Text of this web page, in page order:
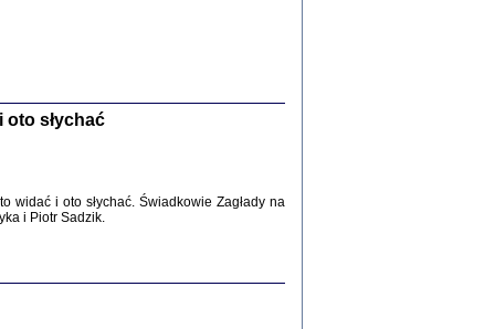
oto słychać
widać i oto słychać. Świadkowie Zagłady na
i Piotr Sadzik.